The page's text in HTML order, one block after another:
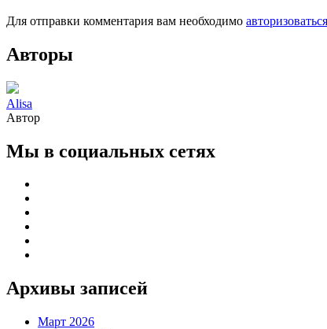
Для отправки комментария вам необходимо авторизоваться
Авторы
Alisa
Автор
Мы в социальных сетях
Архивы записей
Март 2026